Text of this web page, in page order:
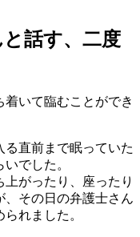
話す、二度
いて臨むことができ
直前まで眠っていた
でした。
がったり、座ったり
、その日の弁護士さん
れました。